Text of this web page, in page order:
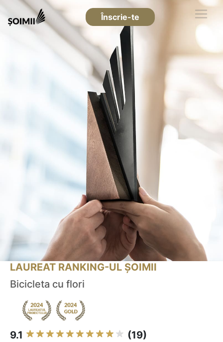
Înscrie-te
LAUREAT RANKING-UL ȘOIMII
Bicicleta cu flori
9.1 (19)